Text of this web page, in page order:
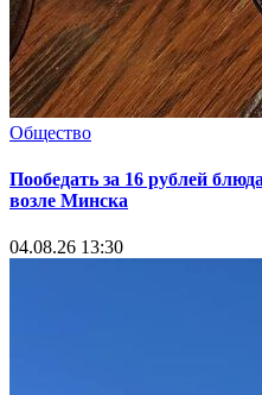
Общество
Пообедать за 16 рублей
возле Минска
04.08.26 13:30